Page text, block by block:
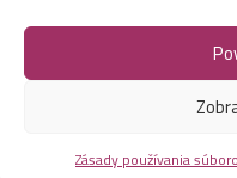
Zásady používania
Marei.sk -
Vytvorila